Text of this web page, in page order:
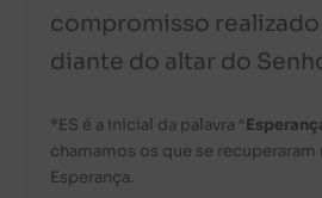
compromisso
diante do altar do
*ES é a inicial da palavra “
chamamos os que se recuperaram
Esperança.